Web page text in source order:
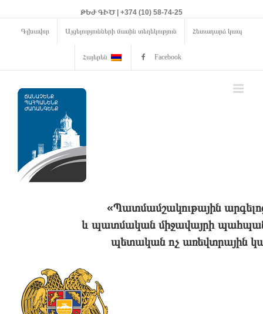
ԹԵԺ ԳԻԾ | +374 (10) 58-74-25
Գլխավոր Այցելությունների մասին տեղեկություն Հետադարձ կապ
Հայերեն Facebook
«Պատմամշակութային
և պատմական միջավայրի
պետական ոչ առեվտրային